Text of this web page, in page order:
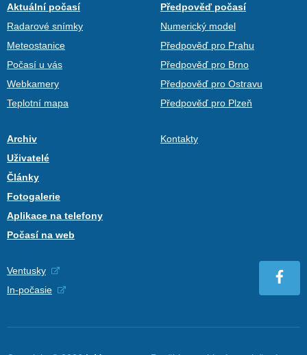
Aktuální počasí
Radarové snímky
Meteostanice
Počasí u vás
Webkamery
Teplotní mapa
Předpověď počasí
Numerický model
Předpověď pro Prahu
Předpověď pro Brno
Předpověď pro Ostravu
Předpověď pro Plzeň
Archiv
Uživatelé
Články
Fotogalerie
Aplikace na telefony
Počasí na web
Kontakty
Ventusky
In-počasie